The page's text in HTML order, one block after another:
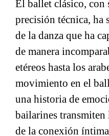
El ballet clásico, con
precisión técnica, ha
de la danza que ha
de manera
etéreos hasta los
movimiento en el
una historia de
bailarines transmiten
de la conexión